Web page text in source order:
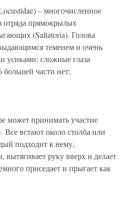
– многочисленное
отряда прямокрылых
(Saltatoria). Голова
теменем и очень
сложные глаза
большей части нет;
может принимать участие
Все встают около столба или
подходит к нему,
вытягивает руку вверх и делает
приседает и прыгает как